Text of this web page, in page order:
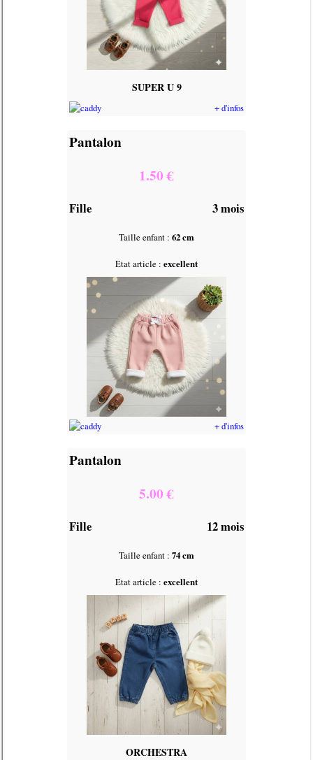
SUPER U 9
+ d'infos
Pantalon
1.50 €
Fille 3 mois
Taille enfant : 62 cm
Etat article : excellent
+ d'infos
Pantalon
5.00 €
Fille 12 mois
Taille enfant : 74 cm
Etat article : excellent
ORCHESTRA